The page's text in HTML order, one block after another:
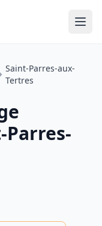
Saint-Parres-aux-
Tertres